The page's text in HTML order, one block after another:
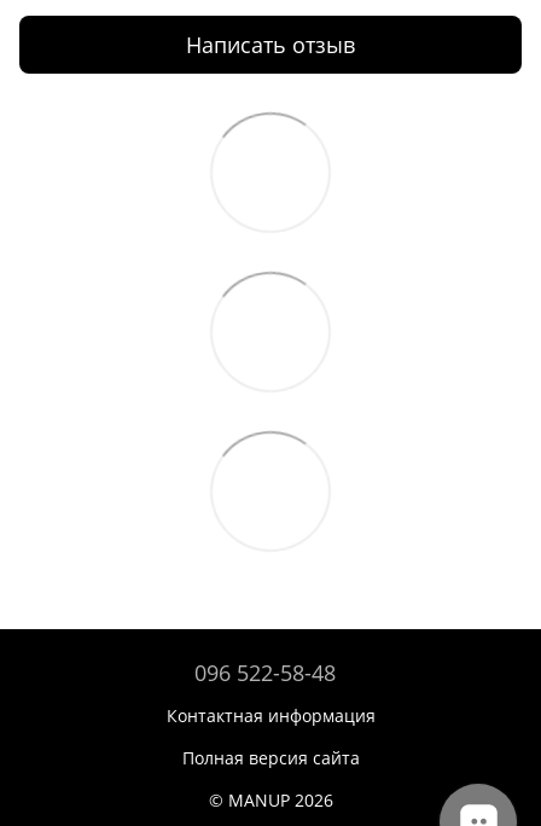
Написать отзыв
096 522-58-48
Контактная информация
Полная версия сайта
© MANUP 2026